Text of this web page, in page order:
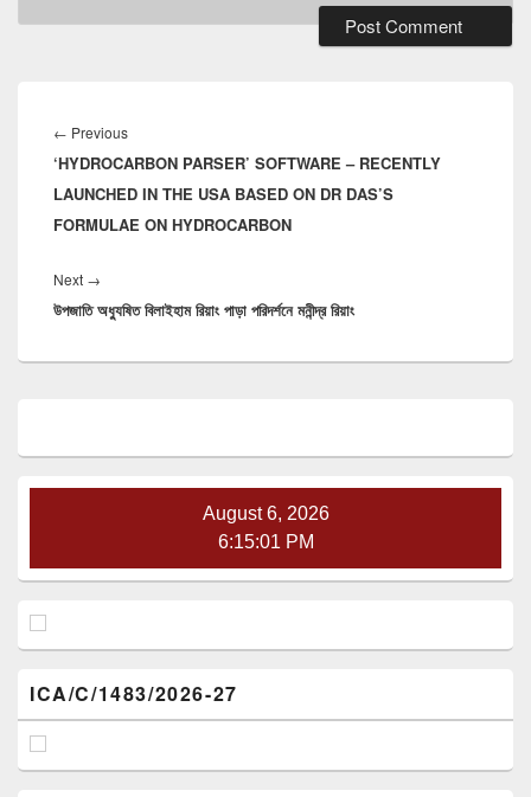
navigation
← PreviousPrevious
post:
‘HYDROCARBON PARSER’ SOFTWARE – RECENTLY
LAUNCHED IN THE USA BASED ON DR DAS’S
FORMULAE ON HYDROCARBON
Next →
post:
উপজাতি অধ্যুষিত বিলাইহাম রিয়াং পাড়া পরিদর্শনে মনীন্দ্র রিয়াং
Widget
August 6, 2026
6:15:01 PM
ICA/C/1483/2026-27